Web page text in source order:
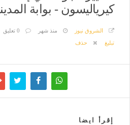
كيرياليسون - بوابة
الشروق نيوز منذ شهر 0 تعليق
تبليغ
حذف
إقرأ ايضا